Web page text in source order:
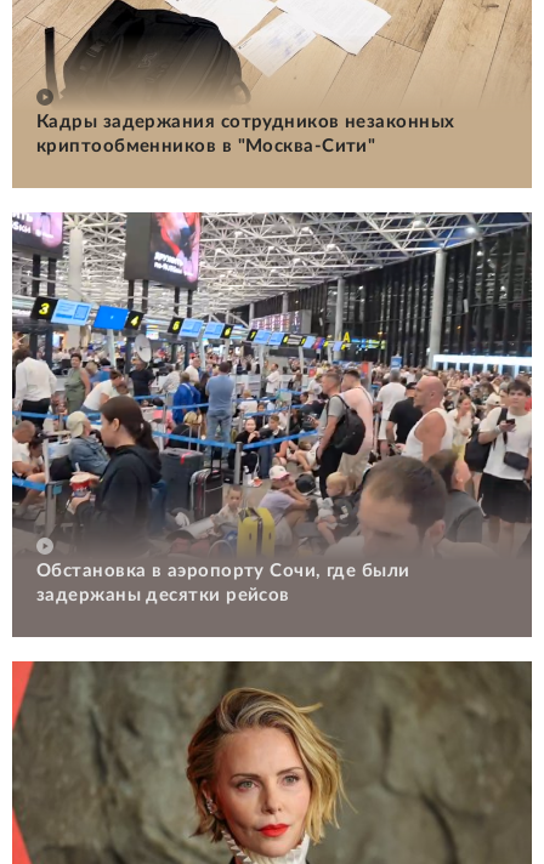
Кадры задержания сотрудников незаконных
криптообменников в "Москва-Сити"
Обстановка в аэропорту Сочи, где были
задержаны десятки рейсов